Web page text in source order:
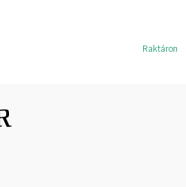
Raktáron